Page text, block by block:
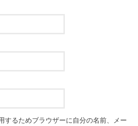
するためブラウザーに自分の名前、メー